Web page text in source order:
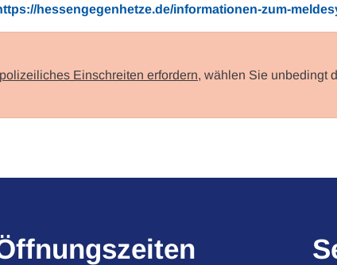
hessengegenhetze.de/informationen-zum-
Einschreiten erfordern, wählen Sie unbedingt